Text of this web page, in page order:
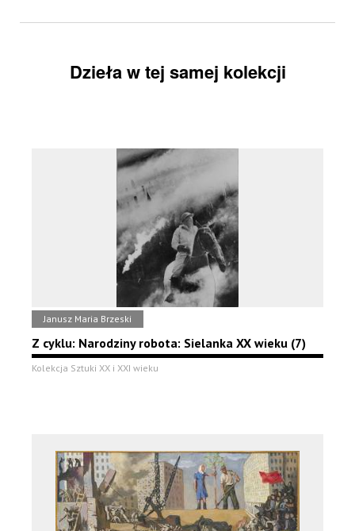
Dzieła w tej samej kolekcji
Janusz Maria Brzeski
Z cyklu: Narodziny robota: Sielanka XX wieku (7)
Kolekcja Sztuki XX i XXI wieku